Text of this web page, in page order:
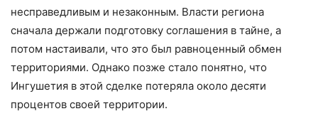
несправедливым и незаконным. Власти региона
сначала держали подготовку соглашения в тайне, а
потом настаивали, что это был равноценный обмен
территориями. Однако позже стало понятно, что
Ингушетия в этой сделке потеряла около десяти
процентов своей территории.